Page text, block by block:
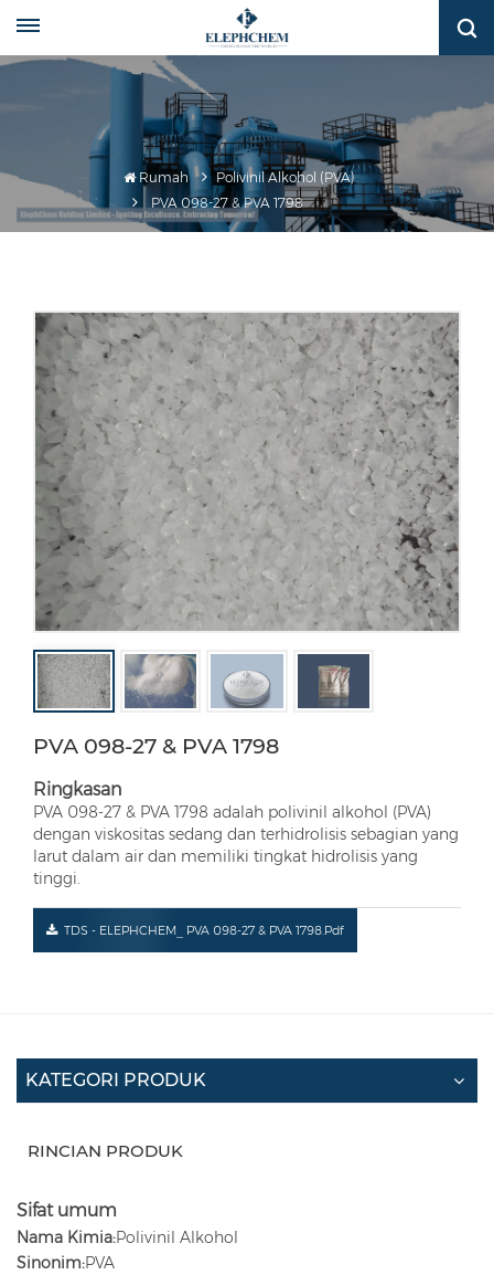
Rumah
Polivinil Alkohol (PVA)
PVA 098-27 & PVA 1798
PVA 098-27 & PVA 1798
Ringkasan
PVA 098-27 & PVA 1798 adalah polivinil alkohol (PVA)
dengan viskositas sedang dan terhidrolisis sebagian yang
larut dalam air dan memiliki tingkat hidrolisis yang
tinggi.
TDS - ELEPHCHEM_ PVA 098-27 & PVA 1798.pdf
KATEGORI PRODUK
RINCIAN PRODUK
Sifat umum
Nama Kimia:Polivinil Alkohol
Sinonim:PVA